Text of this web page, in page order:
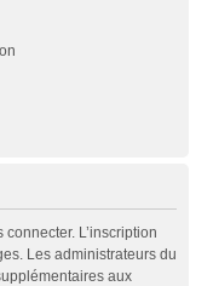
L’inscription
Les administrateurs du
aux